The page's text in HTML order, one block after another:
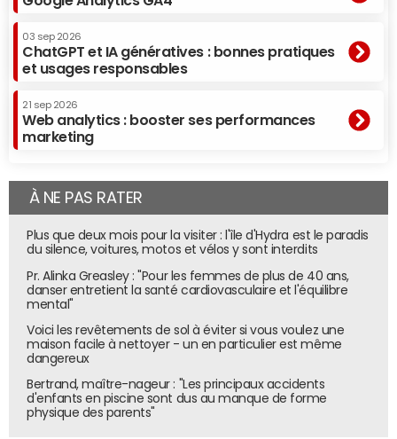
03 sep 2026
ChatGPT et IA génératives : bonnes pratiques
et usages responsables
21 sep 2026
Web analytics : booster ses performances
marketing
À NE PAS RATER
Plus que deux mois pour la visiter : l'île d'Hydra est le paradis
du silence, voitures, motos et vélos y sont interdits
Pr. Alinka Greasley : "Pour les femmes de plus de 40 ans,
danser entretient la santé cardiovasculaire et l'équilibre
mental"
Voici les revêtements de sol à éviter si vous voulez une
maison facile à nettoyer - un en particulier est même
dangereux
Bertrand, maître-nageur : "Les principaux accidents
d'enfants en piscine sont dus au manque de forme
physique des parents"